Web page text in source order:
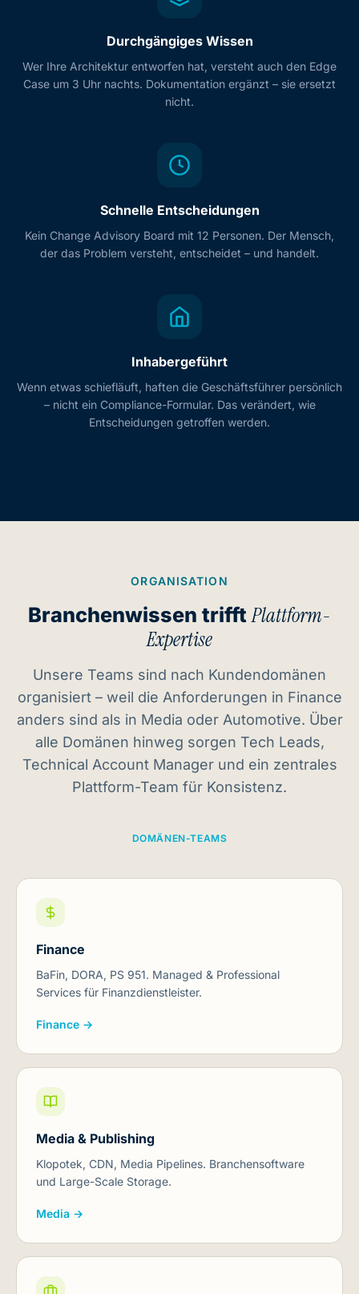
Durchgängiges Wissen
Wer Ihre Architektur entworfen hat, versteht auch den Edge
Case um 3 Uhr nachts. Dokumentation ergänzt – sie ersetzt
nicht.
Schnelle Entscheidungen
Kein Change Advisory Board mit 12 Personen. Der Mensch,
der das Problem versteht, entscheidet – und handelt.
Inhabergeführt
Wenn etwas schiefläuft, haften die Geschäftsführer persönlich
– nicht ein Compliance-Formular. Das verändert, wie
Entscheidungen getroffen werden.
ORGANISATION
Branchenwissen trifft Plattform-
Expertise
Unsere Teams sind nach Kundendomänen
organisiert – weil die Anforderungen in Finance
anders sind als in Media oder Automotive. Über
alle Domänen hinweg sorgen Tech Leads,
Technical Account Manager und ein zentrales
Plattform-Team für Konsistenz.
DOMÄNEN-TEAMS
Finance
BaFin, DORA, PS 951. Managed & Professional
Services für Finanzdienstleister.
Finance →
Media & Publishing
Klopotek, CDN, Media Pipelines. Branchensoftware
und Large-Scale Storage.
Media →